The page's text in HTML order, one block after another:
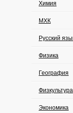
Химия
МХК
Русский
Физика
География
Физкультура
Экономика